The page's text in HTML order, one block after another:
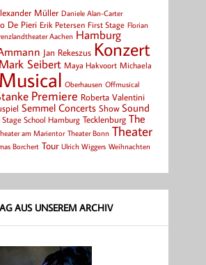
Müller Daniele Alan-Carter
De Pieri Erik Petersen First Stage Florian
Aachen Hamburg
Jan Rekeszus Konzert
Mark Seibert Maya Hakvoort Michaela
Musical Oberhausen Offmusical
Premiere Roberta Valentini
Semmel Concerts Show Sound
Stage School Hamburg Tecklenburg The
am Marientor Theater Bonn Theater
Borchert Tour Ulrich Wiggers Weihnachten
AUS UNSEREM ARCHIV